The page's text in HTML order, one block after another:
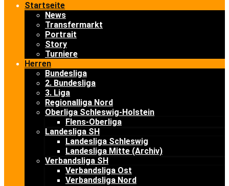
Startseite
News
Transfermarkt
Portrait
Story
Turniere
Herren
Bundesliga
2. Bundesliga
3. Liga
Regionalliga Nord
Oberliga Schleswig-Holstein
Flens-Oberliga
Landesliga SH
Landesliga Schleswig
Landesliga Mitte (Archiv)
Verbandsliga SH
Verbandsliga Ost
Verbandsliga Nord